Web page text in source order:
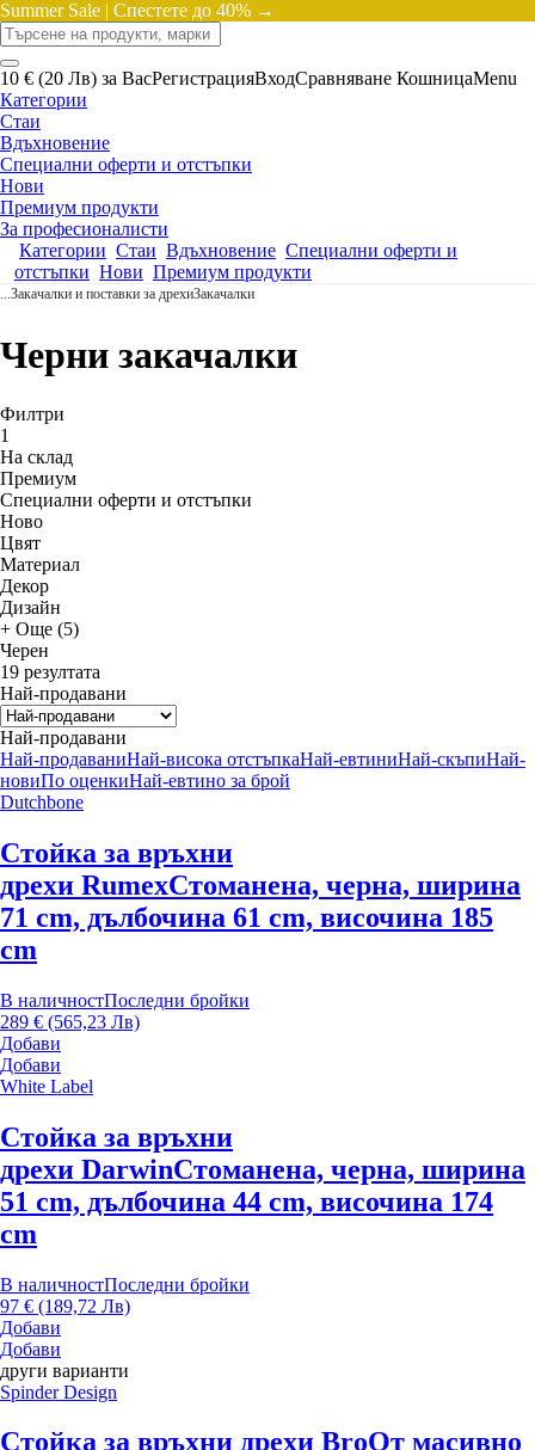
Summer Sale | Спестете до 40% →
10 € (20 Лв) за ВасРегистрацияВходСравняване КошницаMenu
Категории
Стаи
Вдъхновение
Специални оферти и отстъпки
Нови
Премиум продукти
За професионалисти
Категории Стаи Вдъхновение Специални оферти и
отстъпки Нови Премиум продукти
...Закачалки и поставки за дрехиЗакачалки
Черни закачалки
Филтри
1
На склад
Премиум
Специални оферти и отстъпки
Новo
Цвят
Материал
Декор
Дизайн
+ Още (5)
Черен
19 резултата
Най-продавани
Най-продавани
Най-продаваниНай-висока отстъпкаНай-евтиниНай-скъпиНай-
новиПо оценкиНай-евтино за брой
Dutchbone
Стойка за връхни
дрехи RumexСтоманена, черна, ширина
71 cm, дълбочина 61 cm, височина 185
cm
В наличностПоследни бройки
289 € (565,23 Лв)
Добави
Добави
White Label
Стойка за връхни
дрехи DarwinСтоманена, черна, ширина
51 cm, дълбочина 44 cm, височина 174
cm
В наличностПоследни бройки
97 € (189,72 Лв)
Добави
Добави
други варианти
Spinder Design
Стойка за връхни дрехи BroОт масивно